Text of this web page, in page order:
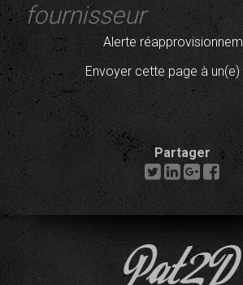
fournisseur
Alerte
Envoyer cette page à un(e)
Partager